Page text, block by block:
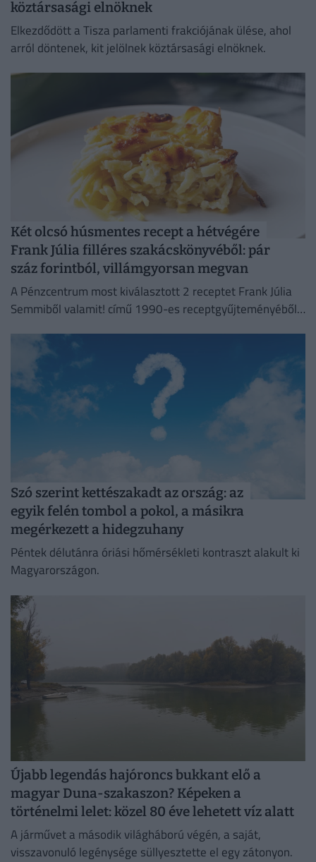
köztársasági elnöknek
Elkezdődött a Tisza parlamenti frakciójának ülése, ahol
arról döntenek, kit jelölnek köztársasági elnöknek.
Két olcsó húsmentes recept a hétvégére
Frank Júlia filléres szakácskönyvéből: pár
száz forintból, villámgyorsan megvan
A Pénzcentrum most kiválasztott 2 receptet Frank Júlia
Semmiből valamit! című 1990-es receptgyűjteményéből
Szó szerint kettészakadt az ország: az
egyik felén tombol a pokol, a másikra
megérkezett a hidegzuhany
Péntek délutánra óriási hőmérsékleti kontraszt alakult ki
Magyarországon.
Újabb legendás hajóroncs bukkant elő a
magyar Duna-szakaszon? Képeken a
történelmi lelet: közel 80 éve lehetett víz alatt
A járművet a második világháború végén, a saját,
visszavonuló legénysége süllyesztette el egy zátonyon.